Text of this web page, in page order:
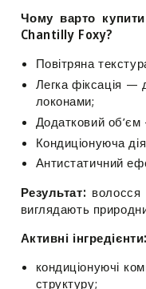
Style
Conditioning
Shaping
Chantilly
Foxy
Style
Shaping
Чому варто
Chantilly Foxy?
Повітряна
Легка фіксація —
локонами;
Додатковий
Кондиціонуюча
Антистатичний
Результат: волосся
виглядають
Активні інгредієнти:
кондиціонуючі
структуру;